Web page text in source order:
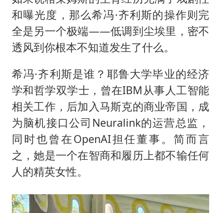
和曝光度，那么希冯·齐利斯的操作则完
全是另一个极端——低调到尘埃里，密不
透风到你根本不知道发生了什么。
希冯·齐利斯是谁？耶鲁大学毕业的经济
学和哲学双学士，曾在IBM从事人工智能
相关工作，后加入马斯克的商业帝国，成
为脑机接口公司Neuralink的运营总监，
同时也曾在OpenAI担任董事。简而言
之，她是一个在智商和履历上都不输任何
人的精英女性。